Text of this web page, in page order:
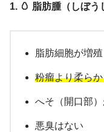
1. 🥚 脂肪腫（しぼう
脂肪細胞が増
粉瘤より柔ら
へそ（開口部
悪臭はない